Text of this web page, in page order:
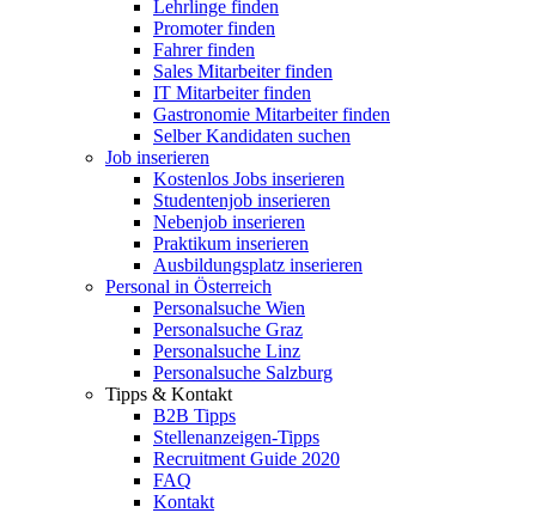
Lehrlinge finden
Promoter finden
Fahrer finden
Sales Mitarbeiter finden
IT Mitarbeiter finden
Gastronomie Mitarbeiter finden
Selber Kandidaten suchen
Job inserieren
Kostenlos Jobs inserieren
Studentenjob inserieren
Nebenjob inserieren
Praktikum inserieren
Ausbildungsplatz inserieren
Personal in Österreich
Personalsuche Wien
Personalsuche Graz
Personalsuche Linz
Personalsuche Salzburg
Tipps & Kontakt
B2B Tipps
Stellenanzeigen-Tipps
Recruitment Guide 2020
FAQ
Kontakt